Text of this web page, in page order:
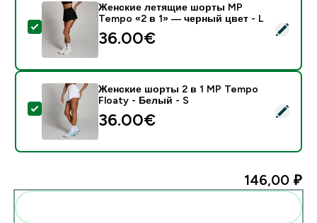
- Женские летящие шорты MP Tempo «2 в 1» —
Женские летящие шорты MP
Tempo «2 в 1» — черный цвет - L
36.00€‎
- Женские шорты 2 в 1 MP Tempo Floaty - Белый - S
Женские шорты 2 в 1 MP Tempo
Floaty - Белый - S
36.00€‎
146,00 ₽‎